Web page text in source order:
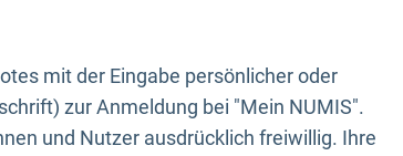
mit der Eingabe persönlicher oder
zur Anmeldung bei "Mein NUMIS".
und Nutzer ausdrücklich freiwillig. Ihre